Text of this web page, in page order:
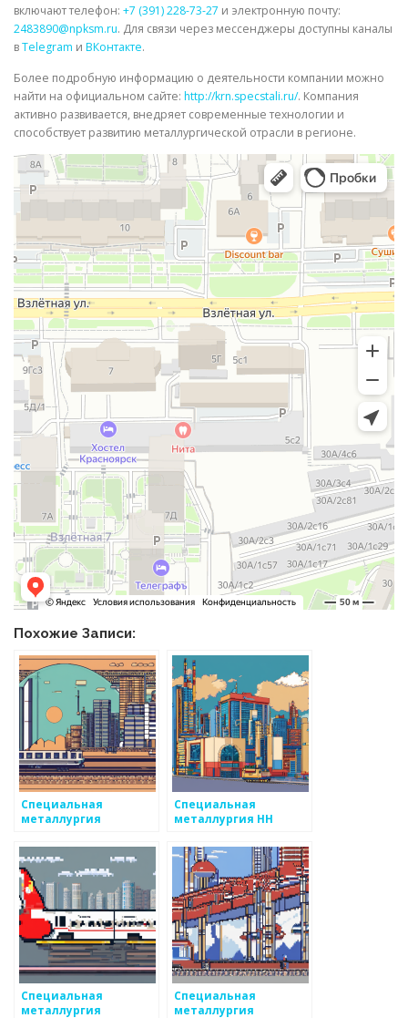
включают телефон: +7 (391) 228-73-27 и электронную почту:
2483890@npksm.ru. Для связи через мессенджеры доступны каналы
вTelegram и ВКонтакте.
Более подробную информацию о деятельности компании можно
найти на официальном сайте: http://krn.specstali.ru/. Компания
активно развивается, внедряет современные технологии и
способствует развитию металлургической отрасли в регионе.
Похожие Записи:
Специальная
металлургия
Специальная
металлургия НН
Специальная
металлургия
Специальная
металлургия